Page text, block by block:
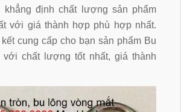
khẳng định chất lượng sản phẩm
với giá thành hợp phù hợp nhất.
cung cấp cho bạn sản phẩm Bu
với chất lượng tốt nhất, giá thành